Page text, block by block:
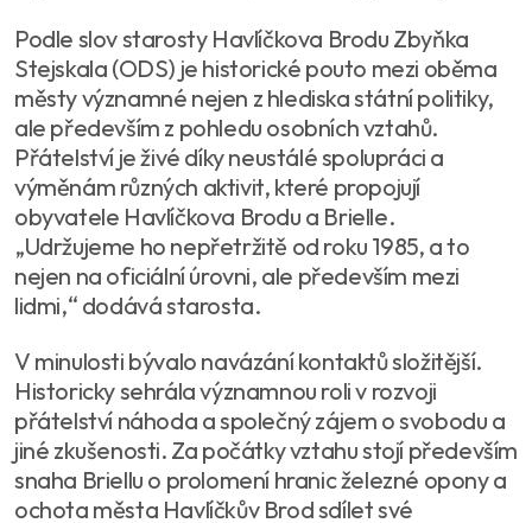
Podle slov starosty Havlíčkova Brodu Zbyňka
Stejskala (ODS) je historické pouto mezi oběma
městy významné nejen z hlediska státní politiky,
ale především z pohledu osobních vztahů.
Přátelství je živé díky neustálé spolupráci a
výměnám různých aktivit, které propojují
obyvatele Havlíčkova Brodu a Brielle.
„Udržujeme ho nepřetržitě od roku 1985, a to
nejen na oficiální úrovni, ale především mezi
lidmi,“ dodává starosta.
V minulosti bývalo navázání kontaktů složitější.
Historicky sehrála významnou roli v rozvoji
přátelství náhoda a společný zájem o svobodu a
jiné zkušenosti. Za počátky vztahu stojí především
snaha Briellu o prolomení hranic železné opony a
ochota města Havlíčkův Brod sdílet své